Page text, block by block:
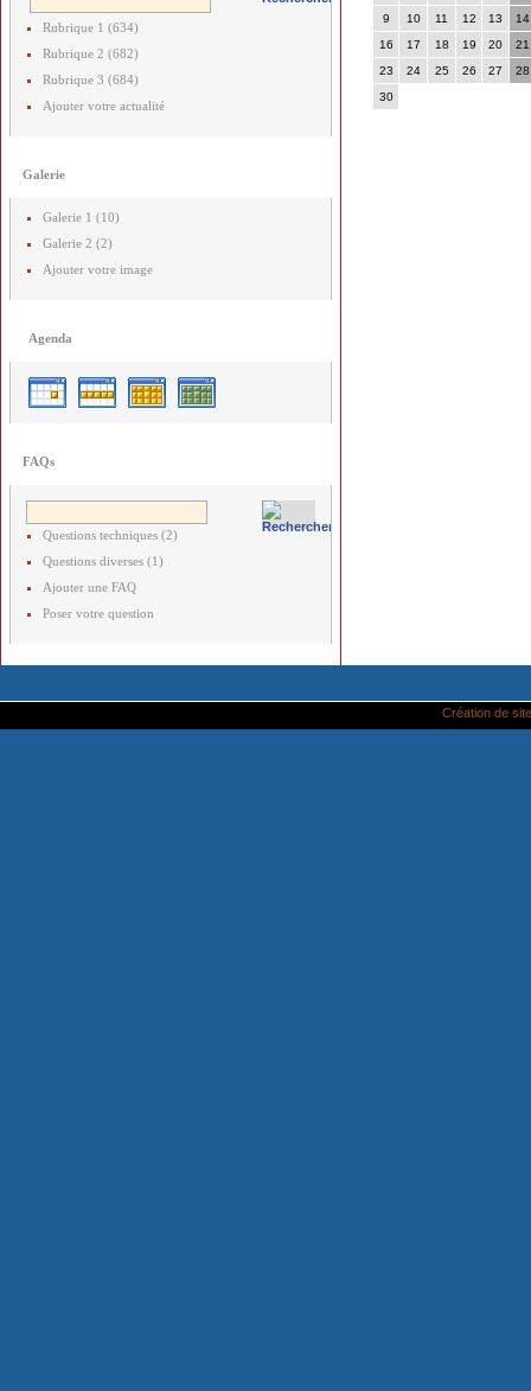
Rubrique 1 (634)
Rubrique 2 (682)
Rubrique 3 (684)
Ajouter votre actualité
Galerie
Galerie 1 (10)
Galerie 2 (2)
Ajouter votre image
Agenda
FAQs
Questions techniques (2)
Questions diverses (1)
Ajouter une FAQ
Poser votre question
9
10 11 12 13
14
16
17 18 19 20
21
23
24 25 26 27
28
30
Création de